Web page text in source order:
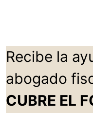
Recibe la
abogado
CUBRE EL